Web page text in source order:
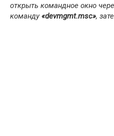
открыть командное окно
команду«devmgmt.msc»,